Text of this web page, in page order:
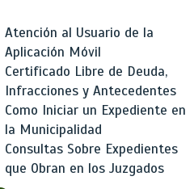
Atención al Usuario de la
Aplicación Móvil
Certificado Libre de Deuda,
Infracciones y Antecedentes
Como Iniciar un Expediente en
la Municipalidad
Consultas Sobre Expedientes
que Obran en los Juzgados